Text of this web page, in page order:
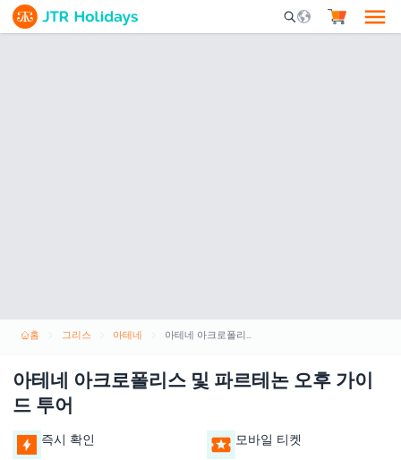
Mobile Search
홈 그리스 아테네 아테네 아크로폴리스 및 파르테논 오후 가이드 투어
아테네 아크로폴리스 및 파르테논 오후 가이
드 투어
즉시 확인 모바일 티켓